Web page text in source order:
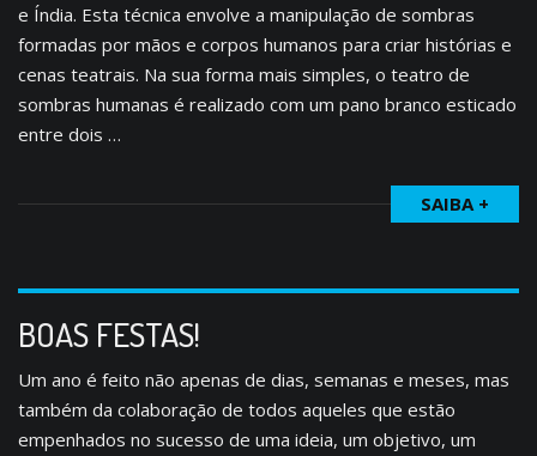
e Índia. Esta técnica envolve a manipulação de sombras
formadas por mãos e corpos humanos para criar histórias e
cenas teatrais. Na sua forma mais simples, o teatro de
sombras humanas é realizado com um pano branco esticado
entre dois …
SAIBA +
BOAS FESTAS!
Um ano é feito não apenas de dias, semanas e meses, mas
também da colaboração de todos aqueles que estão
empenhados no sucesso de uma ideia, um objetivo, um